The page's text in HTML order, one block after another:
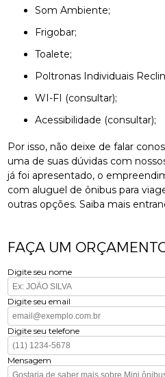
Som Ambiente;
Frigobar;
Toalete;
Poltronas Individuais
WI-FI (consultar);
Acessibilidade (consultar);
Por isso, não deixe de falar
uma de suas dúvidas com
já foi apresentado, o
com aluguel de ônibus para
outras opções. Saiba mais
FAÇA UM
Digite seu nome
Digite seu email
Digite seu telefone
Mensagem